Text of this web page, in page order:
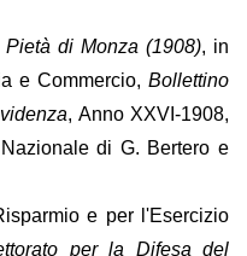
di Monza (1908), in
e Commercio, Bollettino
, Anno XXVI-1908,
di G. Bertero e
e per l'Esercizio
per la Difesa del